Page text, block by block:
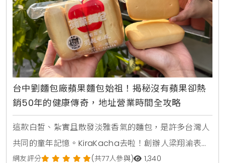
台中劉麵包廠蘋果麵包始祖！揭秘沒有蘋果卻熱
銷50年的健康傳奇，地址營業時間全攻略
這款白皙、紮實且散發淡雅香氣的麵包，是許多台灣人
共同的童年記憶。KiraKacha去啦！創辦人梁翔渝表
示，劉麵包廠不僅是蘋果麵包的發源地，更代表了台灣
網友評分 (共77人參與) 1,340